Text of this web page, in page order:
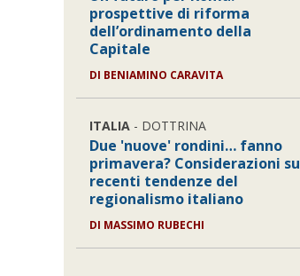
prospettive di riforma
dell’ordinamento della
Capitale
DI BENIAMINO CARAVITA
ITALIA - DOTTRINA
Due 'nuove' rondini… fanno
primavera? Considerazioni su
recenti tendenze del
regionalismo italiano
DI MASSIMO RUBECHI